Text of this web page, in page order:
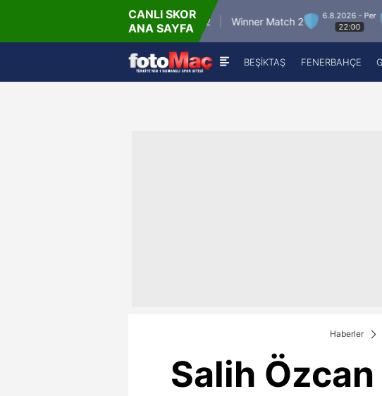
CANLI SKOR
ANA SAYFA
Winner Match 12 Winner Match 2
6.8.2026 - Per
22:00
BEŞİKTAŞ FENERBAHÇE
Haberler
Salih